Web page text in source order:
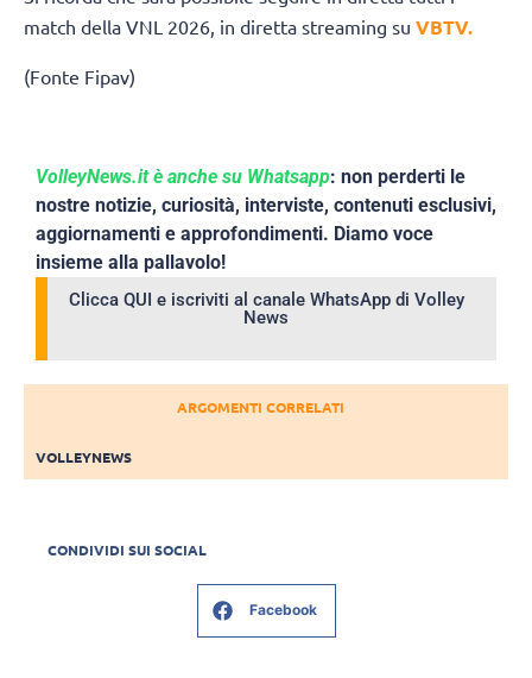
match della VNL 2026, in diretta streaming su VBTV.
(Fonte Fipav)
VolleyNews.it è anche su Whatsapp: non perderti le
nostre notizie, curiosità, interviste, contenuti esclusivi,
aggiornamenti e approfondimenti. Diamo voce
insieme alla pallavolo!
Clicca QUI e iscriviti al canale WhatsApp di Volley
News
ARGOMENTI CORRELATI
VOLLEYNEWS
CONDIVIDI SUI SOCIAL
Facebook